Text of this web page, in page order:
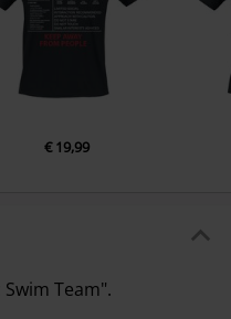
€ 19,99
Team".